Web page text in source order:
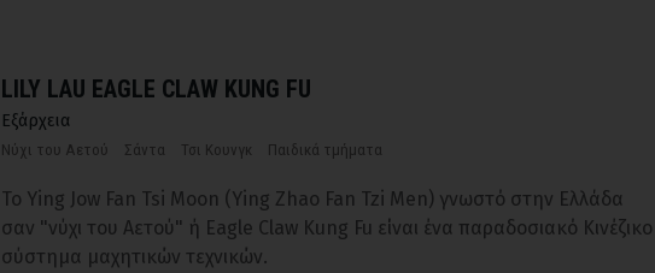
LILY LAU EAGLE CLAW KUNG FU
Εξάρχεια
Νύχι του Αετού Σάντα Τσι Κουνγκ Παιδικά τμήματα
Το Ying Jow Fan Tsi Moon (Ying Zhao Fan Tzi Men) γνωστό στην Ελλάδα
σαν "νύχι του Αετού" ή Eagle Claw Kung Fu είναι ένα παραδοσιακό Κινέζικο
σύστημα μαχητικών τεχνικών.